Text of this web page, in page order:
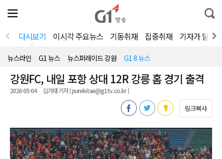
전
체
뉴
열
통
합
색
다시보기 이시각 주요뉴스 기동취재 집중취재 기자가 달려
뉴스라인 G1 뉴스 뉴스퍼레이드 강원 G1 8 뉴스
강원FC, 내일 포항 상대 12R 강릉 홈 경기 출격
2026-05-04 김기태 기자 [ purekitae@g1tv.co.kr ]
링크복사